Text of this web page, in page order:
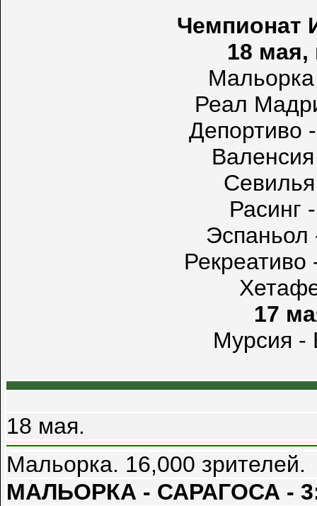
Чемпионат
18 мая,
Реал
Депортиво
Расинг
17
Мурсия -
18 мая.
Мальорка. 16,000 зрителей.
МАЛЬОРКА - САРАГОСА -